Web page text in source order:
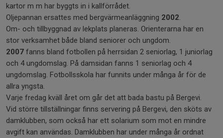
kartor m m har byggts in i kallförrådet.
Oljepannan ersattes med bergvärmeanläggning 2002
Om- och tillbyggnad av lekplats planeras. Orienterarna har en
stor verksamhet både bland seniorer och ungdom.
2007 fanns bland fotbollen på herrsidan 2 seniorlag, 1 juniorlag
och 4 ungdomslag. På damsidan fanns 1 seniorlag och 4
ungdomslag. Fotbollsskola har funnits under många år för de
allra yngsta.
Varje fredag kväll året om går det att bada bastu på Bergevi.
Vid större tillställningar finns servering på Bergevi, den sköts av
damklubben, som också har ett solarium som mot en mindre
avgift kan användas. Damklubben har under många år ordnat